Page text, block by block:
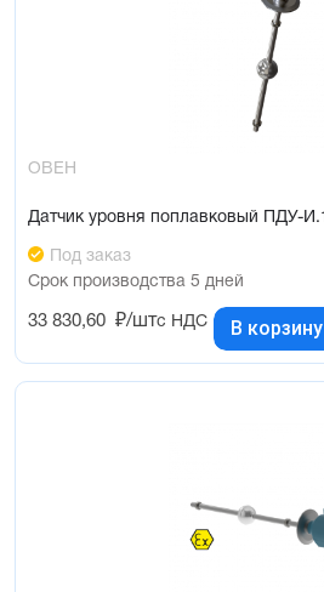
ОВЕН
Датчик уровня поплавковый ПДУ-
Под заказ
Срок производства 5 дней
33 830,60 ₽/штс НДС В корзину